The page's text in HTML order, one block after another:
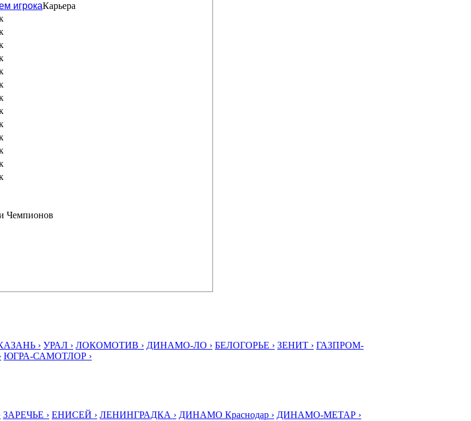
игрокаКарьера
Чемпионов
› УРАЛ › ЛОКОМОТИВ › ДИНАМО-ЛО › БЕЛОГОРЬЕ › ЗЕНИТ › ГАЗПРОМ-
ЮГРА-САМОТЛОР ›
ЗАРЕЧЬЕ › ЕНИСЕЙ › ЛЕНИНГРАДКА › ДИНАМО Краснодар › ДИНАМО-МЕТАР ›